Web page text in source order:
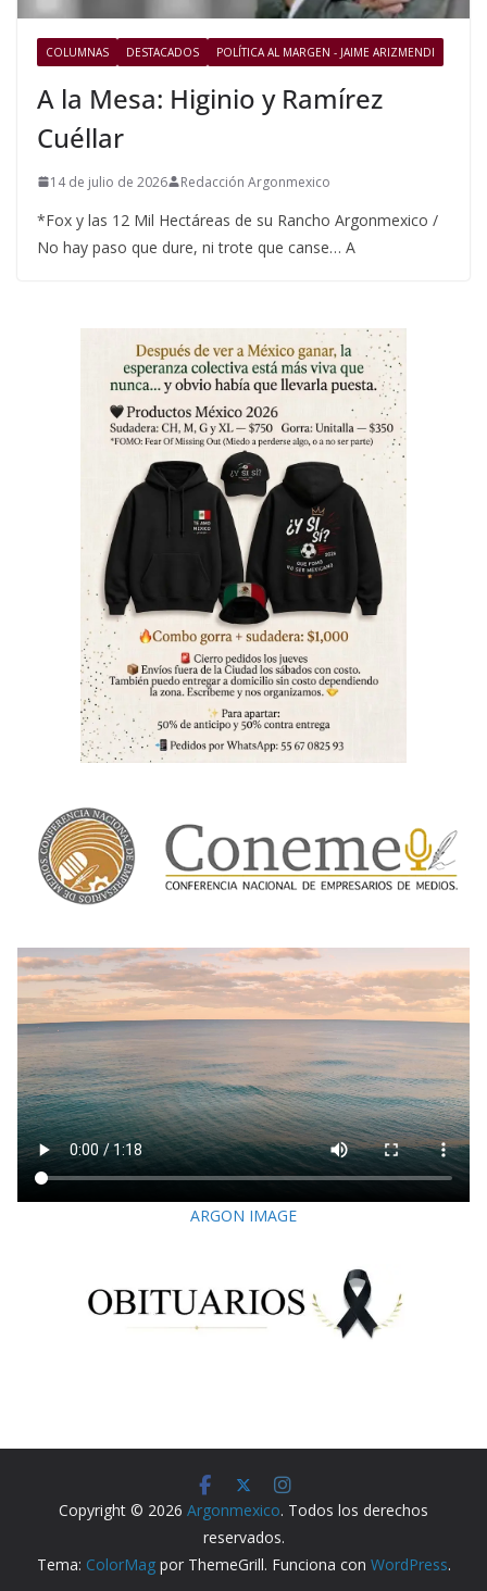
COLUMNAS DESTACADOS POLÍTICA AL MARGEN - JAIME ARIZMENDI
A la Mesa: Higinio y Ramírez
Cuéllar
14 de julio de 2026 Redacción Argonmexico
*Fox y las 12 Mil Hectáreas de su Rancho Argonmexico /
No hay paso que dure, ni trote que canse… A
ARGON IMAGE
Copyright © 2026 Argonmexico. Todos los derechos
reservados.
Tema: ColorMagpor ThemeGrill. Funciona con WordPress.